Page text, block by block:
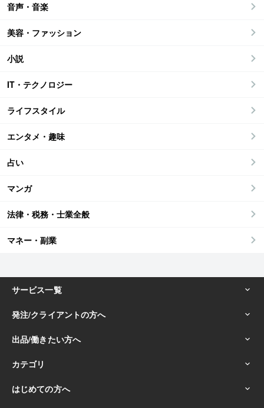
音声・音楽
美容・ファッション
小説
IT・テクノロジー
ライフスタイル
エンタメ・趣味
占い
マンガ
法律・税務・士業全般
マネー・副業